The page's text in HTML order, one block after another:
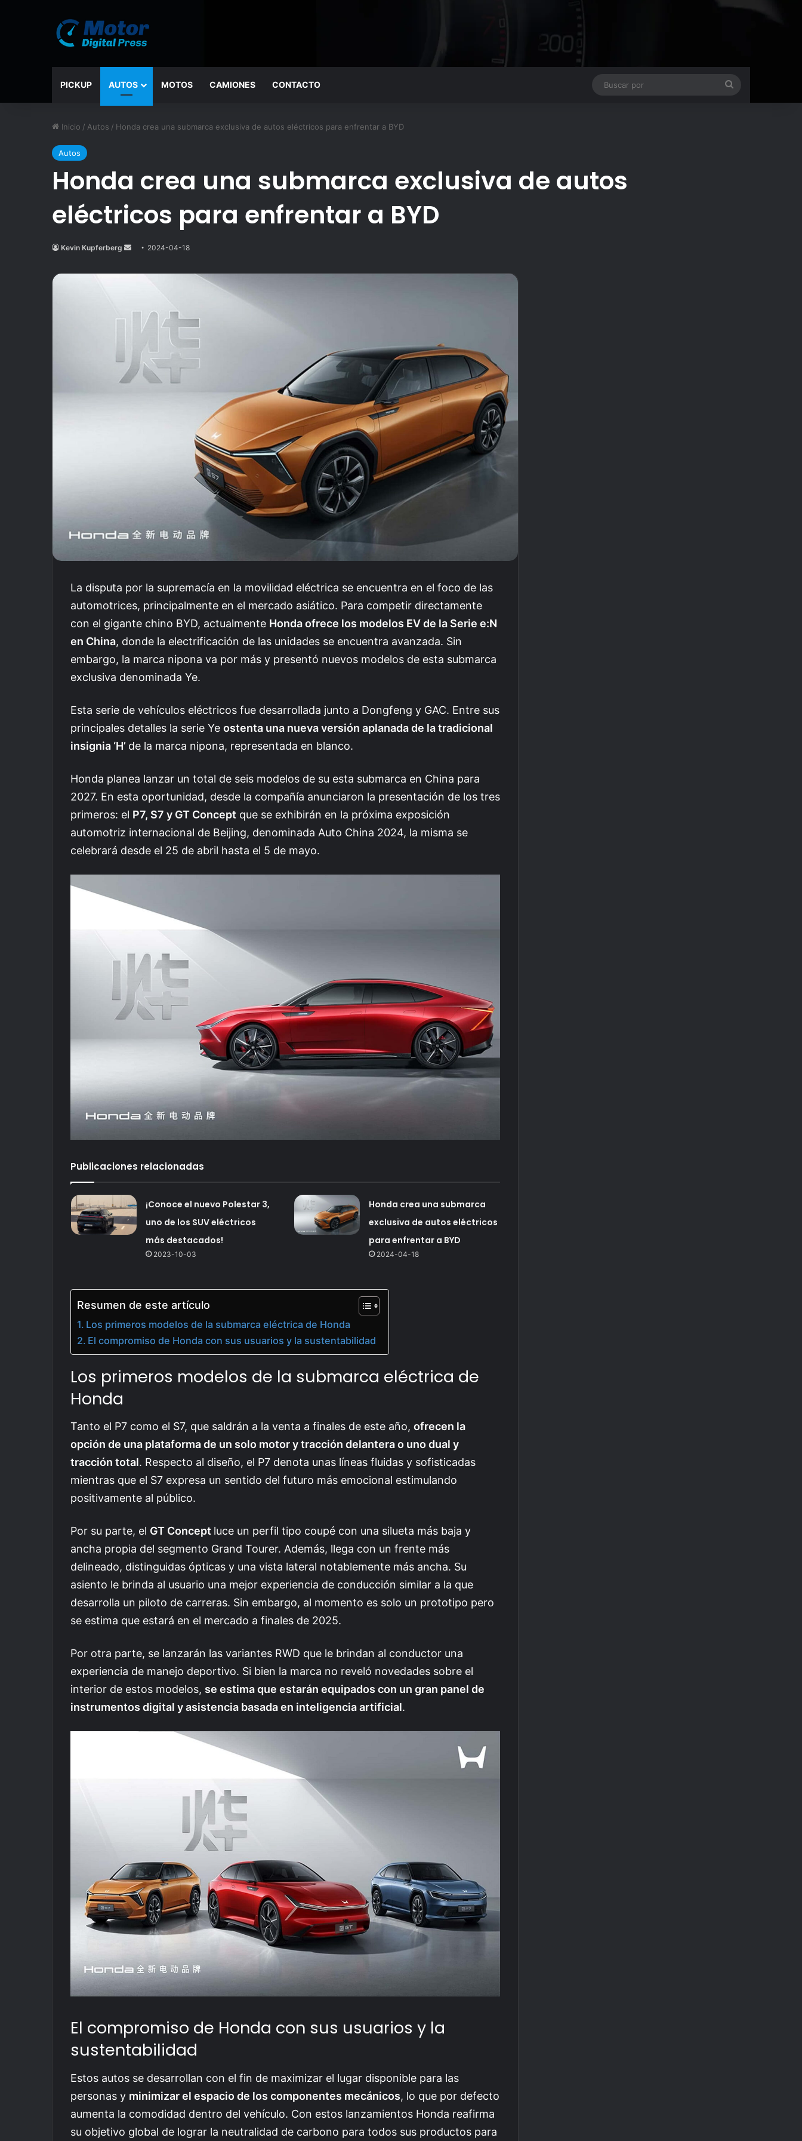
PICKUP AUTOS MOTOS CAMIONES CONTACTO
Inicio / Autos / Honda crea una submarca exclusiva de autos eléctricos para enfrentar a BYD
Autos
Honda crea una submarca exclusiva de autos
eléctricos para enfrentar a BYD
Kevin Kupferberg
Send
email
2024-04-18
La disputa por la supremacía en la movilidad eléctrica se encuentra en el foco de las
automotrices, principalmente en el mercado asiático. Para competir directamente
con el gigante chino BYD, actualmente Honda ofrece los modelos EV de la Serie e:N
en China, donde la electrificación de las unidades se encuentra avanzada. Sin
embargo, la marca nipona va por más y presentó nuevos modelos de esta submarca
exclusiva denominada Ye.
Esta serie de vehículos eléctricos fue desarrollada junto a Dongfeng y GAC. Entre sus
principales detalles la serie Ye ostenta una nueva versión aplanada de la tradicional
insignia ‘H’ de la marca nipona, representada en blanco.
Honda planea lanzar un total de seis modelos de su esta submarca en China para
2027. En esta oportunidad, desde la compañía anunciaron la presentación de los tres
primeros: el P7, S7 y GT Concept que se exhibirán en la próxima exposición
automotriz internacional de Beijing, denominada Auto China 2024, la misma se
celebrará desde el 25 de abril hasta el 5 de mayo.
Publicaciones relacionadas
¡Conoce el nuevo Polestar 3,
uno de los SUV eléctricos
más destacados!
2023-10-03
Honda crea una submarca
exclusiva de autos eléctricos
para enfrentar a BYD
2024-04-18
Resumen de este artículo
Los primeros modelos de la submarca eléctrica de Honda
El compromiso de Honda con sus usuarios y la sustentabilidad
Los primeros modelos de la submarca eléctrica de
Honda
Tanto el P7 como el S7, que saldrán a la venta a finales de este año, ofrecen la
opción de una plataforma de un solo motor y tracción delantera o uno dual y
tracción total. Respecto al diseño, el P7 denota unas líneas fluidas y sofisticadas
mientras que el S7 expresa un sentido del futuro más emocional estimulando
positivamente al público.
Por su parte, el GT Concept luce un perfil tipo coupé con una silueta más baja y
ancha propia del segmento Grand Tourer. Además, llega con un frente más
delineado, distinguidas ópticas y una vista lateral notablemente más ancha. Su
asiento le brinda al usuario una mejor experiencia de conducción similar a la que
desarrolla un piloto de carreras. Sin embargo, al momento es solo un prototipo pero
se estima que estará en el mercado a finales de 2025.
Por otra parte, se lanzarán las variantes RWD que le brindan al conductor una
experiencia de manejo deportivo. Si bien la marca no reveló novedades sobre el
interior de estos modelos, se estima que estarán equipados con un gran panel de
instrumentos digital y asistencia basada en inteligencia artificial.
El compromiso de Honda con sus usuarios y la
sustentabilidad
Estos autos se desarrollan con el fin de maximizar el lugar disponible para las
personas y minimizar el espacio de los componentes mecánicos, lo que por defecto
aumenta la comodidad dentro del vehículo. Con estos lanzamientos Honda reafirma
su objetivo global de lograr la neutralidad de carbono para todos sus productos para